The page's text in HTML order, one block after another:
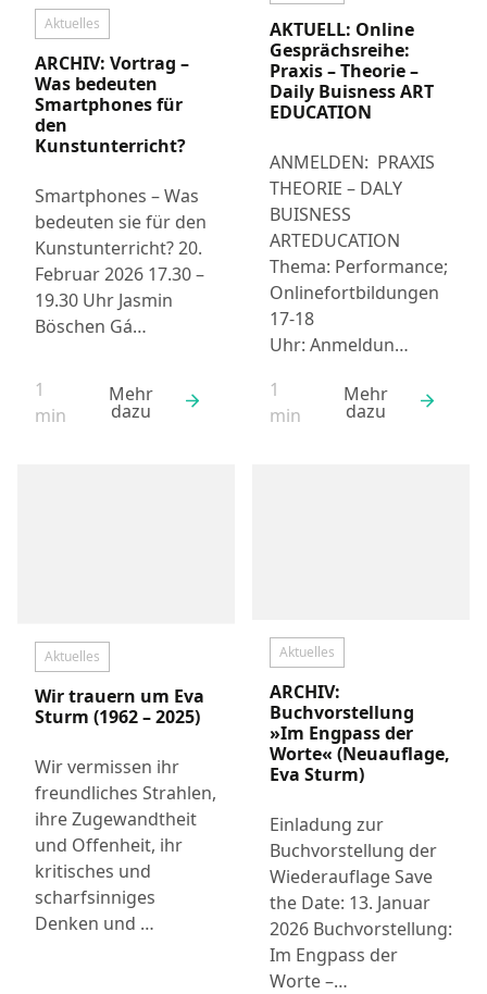
Aktuelles
ARCHIV: Vortrag –
Was bedeuten
Smartphones für
den
Kunstunterricht?
Smartphones – Was
bedeuten sie für den
Kunstunterricht? 20.
Februar 2026 17.30 –
19.30 Uhr Jasmin
Böschen Gá…
Lesezeit:
1
min
Mehr
dazu
AKTUELL: Online
Gesprächsreihe:
Praxis – Theorie –
Daily Buisness ART
EDUCATION
ANMELDEN: PRAXIS
THEORIE – DALY
BUISNESS
ARTEDUCATION
Thema: Performance;
Onlinefortbildungen
17-18
Uhr: Anmeldun…
Lesezeit:
1
min
Mehr
dazu
Aktuelles
Wir trauern um Eva
Sturm (1962 – 2025)
Wir vermissen ihr
freundliches Strahlen,
ihre Zugewandtheit
und Offenheit, ihr
kritisches und
scharfsinniges
Denken und …
Aktuelles
ARCHIV:
Buchvorstellung
»Im Engpass der
Worte« (Neuauflage,
Eva Sturm)
Einladung zur
Buchvorstellung der
Wiederauflage Save
the Date: 13. Januar
2026 Buchvorstellung:
Im Engpass der
Worte –…